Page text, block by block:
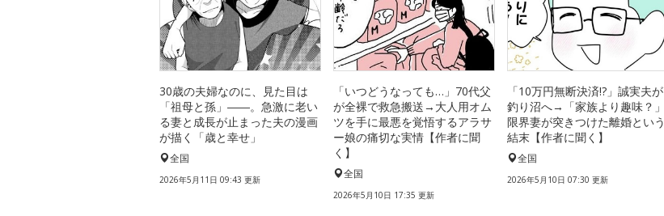
30歳の夫婦なのに、見た目は
「祖母と孫」――。急激に老い
る妻と成長が止まった夫の漫画
が描く「歳と幸せ」
全国
2026年5月11日 09:43 更新
「いつどうなっても…」70代父
が全裸で救急搬送→大人用オム
ツを手に最悪を覚悟するアラサ
ー娘の痛切な実情【作者に聞
く】
全国
2026年5月10日 17:35 更新
「10万円無断決済!?」誠実夫が
釣り沼へ→「家族より趣味？」
限界妻が突きつけた離婚という
結末【作者に聞く】
全国
2026年5月10日 07:30 更新